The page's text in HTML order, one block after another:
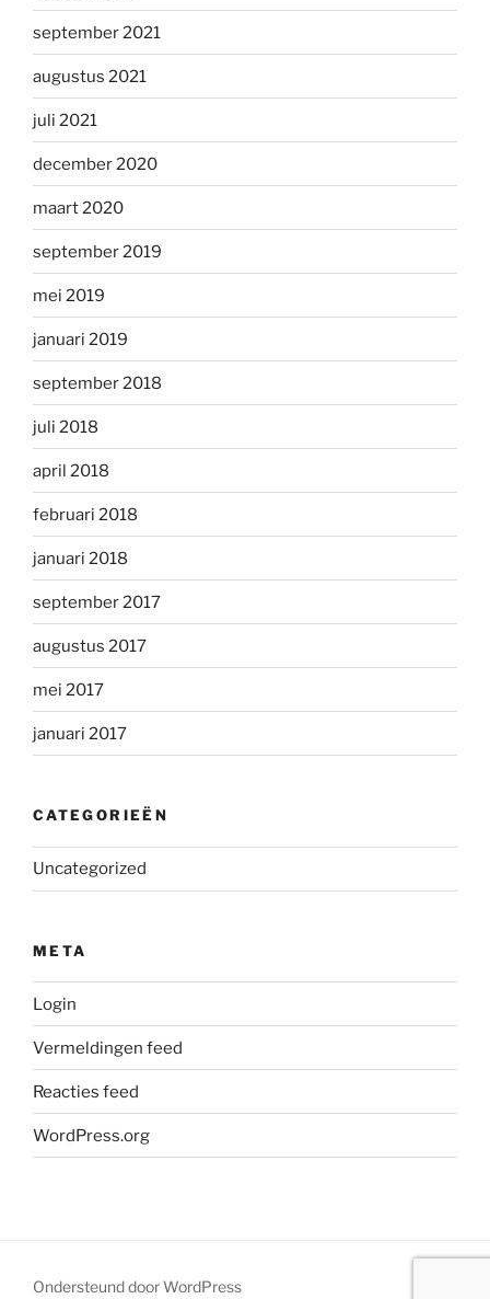
september 2021
augustus 2021
juli 2021
december 2020
maart 2020
september 2019
mei 2019
januari 2019
september 2018
juli 2018
april 2018
februari 2018
januari 2018
september 2017
augustus 2017
mei 2017
januari 2017
CATEGORIEËN
Uncategorized
META
Login
Vermeldingen feed
Reacties feed
WordPress.org
Ondersteund door WordPress